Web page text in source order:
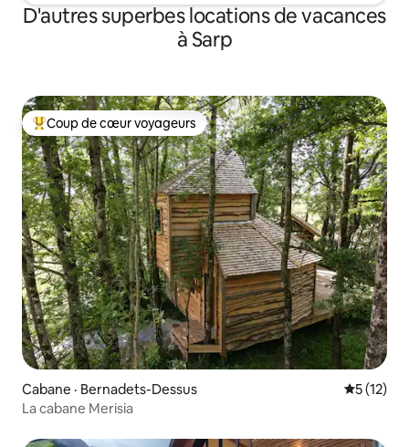
D'autres superbes locations de vacances
à Sarp
Coup de cœur voyageurs parmi les plus aimés
Coup de cœur voyageurs
Cabane · Bernadets-Dessus Note
5 (12)
La cabane Merisia